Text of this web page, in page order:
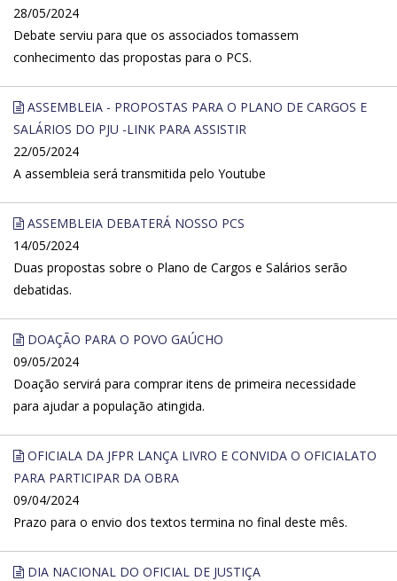
28/05/2024
Debate serviu para que os associados tomassem
conhecimento das propostas para o PCS.
ASSEMBLEIA - PROPOSTAS PARA O PLANO DE CARGOS E
SALÁRIOS DO PJU -LINK PARA ASSISTIR
22/05/2024
A assembleia será transmitida pelo Youtube
ASSEMBLEIA DEBATERÁ NOSSO PCS
14/05/2024
Duas propostas sobre o Plano de Cargos e Salários serão
debatidas.
DOAÇÃO PARA O POVO GAÚCHO
09/05/2024
Doação servirá para comprar itens de primeira necessidade
para ajudar a população atingida.
OFICIALA DA JFPR LANÇA LIVRO E CONVIDA O OFICIALATO
PARA PARTICIPAR DA OBRA
09/04/2024
Prazo para o envio dos textos termina no final deste mês.
DIA NACIONAL DO OFICIAL DE JUSTIÇA